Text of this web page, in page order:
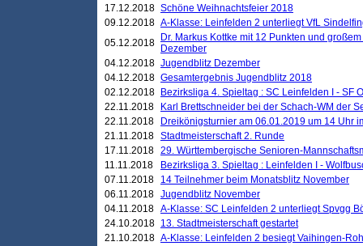
17.12.2018 Schöne Weihnachtsfeier 2018
09.12.2018 A-Klasse: Leinfelden 2 unterliegt VfL
05.12.2018
Dr. Markus Kottke mit 12 Punkten und
Dezember
04.12.2018 Jugendblitz Dezember
04.12.2018 Gesamtergebnis Jugendblitz 2018
02.12.2018
Bezirksliga 4. Spieltag : SC Leinfelden I - SF
22.11.2018
Karl Brettschneider bei der Schach-WM der
22.11.2018
Dreikönigsturnier am 06.01.2019 um 14 Uhr
21.11.2018 Stadtmeisterschaft 2. Runde
17.11.2018 29. Württembergische Senioren-
11.11.2018
Bezirksliga 3. Spieltag : Leinfelden I -
07.11.2018
14 Teilnehmer beim Monatsblitz November
06.11.2018 Jugendblitz November
04.11.2018 A-Klasse: SC Leinfelden 2 unterliegt Spvgg
24.10.2018 13. Stadtmeisterschaft gestartet
21.10.2018 A-Klasse: Leinfelden 2 besiegt Vaihingen-